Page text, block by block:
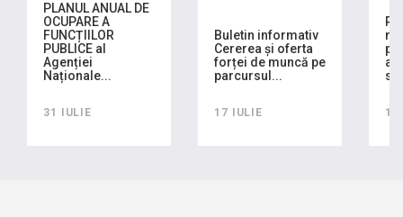
PLANUL ANUAL DE
OCUPARE A
FUNCȚIILOR
PUBLICE al
Agenției
Naționale...
31 IULIE
Buletin informativ
Cererea și oferta
forței de muncă pe
parcursul...
17 IULIE 16